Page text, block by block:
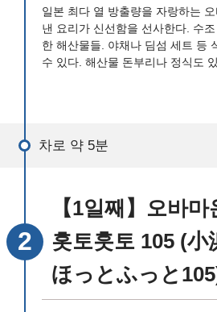
일본 최다 열 방출량을 자랑하는
낸 요리가 신선함을 선사한다. 수
한 해산물들. 야채나 딤섬 세트 등
수 있다. 해산물 돈부리나 정식도
차로 약 5분
【1일째】오바
홋토훗토 105 (小
ほっとふっと